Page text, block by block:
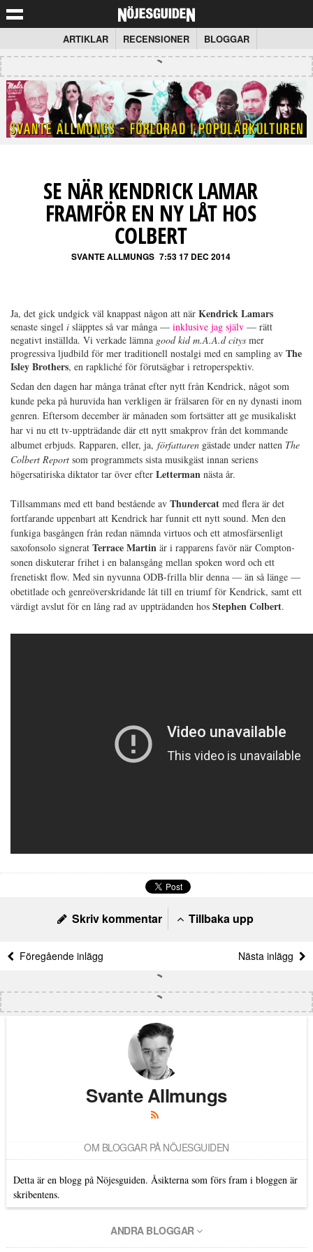
ARTIKLAR RECENSIONER BLOGGAR
SE NÄR KENDRICK LAMAR
FRAMFÖR EN NY LÅT HOS
COLBERT
SVANTE ALLMUNGS 7:53 17 DEC 2014
Ja, det gick undgick väl knappast någon att när Kendrick Lamars
senaste singel i släpptes så var många — inklusive jag själv — rätt
negativt inställda. Vi verkade lämna good kid m.A.A.d citys mer
progressiva ljudbild för mer traditionell nostalgi med en sampling av The
Isley Brothers, en rapkliché för förutsägbar i retroperspektiv.
Sedan den dagen har många trånat efter nytt från Kendrick, något som
kunde peka på huruvida han verkligen är frälsaren för en ny dynasti inom
genren. Eftersom december är månaden som fortsätter att ge musikaliskt
har vi nu ett tv-uppträdande där ett nytt smakprov från det kommande
albumet erbjuds. Rapparen, eller, ja, författaren gästade under natten The
Colbert Report som programmets sista musikgäst innan seriens
högersatiriska diktator tar över efter Letterman nästa år.
Tillsammans med ett band bestående av Thundercat med flera är det
fortfarande uppenbart att Kendrick har funnit ett nytt sound. Men den
funkiga basgången från redan nämnda virtuos och ett atmosfärsenligt
saxofonsolo signerat Terrace Martin är i rapparens favör när Compton-
sonen diskuterar frihet i en balansgång mellan spoken word och ett
frenetiskt flow. Med sin nyvunna ODB-frilla blir denna — än så länge —
obetitlade och genreöverskridande låt till en triumf för Kendrick, samt ett
värdigt avslut för en lång rad av uppträdanden hos Stephen Colbert.
Skriv kommentar Tillbaka upp
Föregående inlägg Nästa inlägg
Svante Allmungs
OM BLOGGAR PÅ NÖJESGUIDEN
Detta är en blogg på Nöjesguiden. Åsikterna som förs fram i bloggen är
skribentens.
ANDRA BLOGGAR